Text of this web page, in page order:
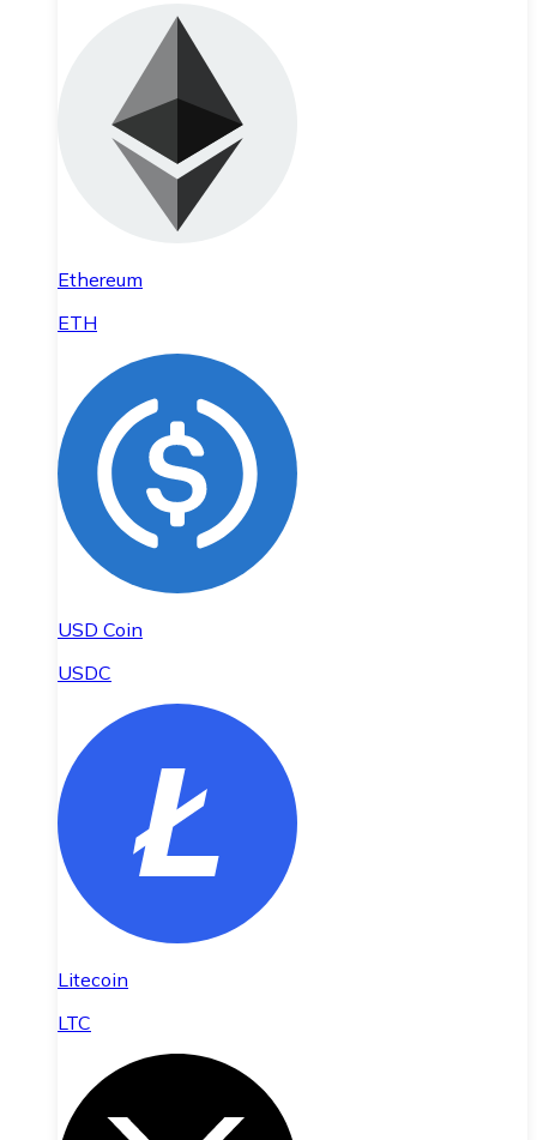
Ethereum
ETH
USD Coin
USDC
Litecoin
LTC